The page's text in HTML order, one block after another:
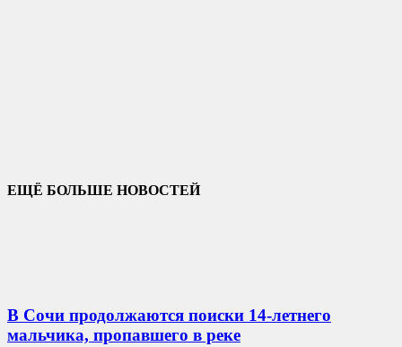
ЕЩЁ БОЛЬШЕ НОВОСТЕЙ
В Сочи продолжаются поиски 14-летнего
мальчика, пропавшего в реке